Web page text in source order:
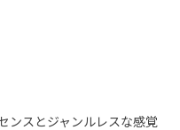
ンスとジャンルレスな感覚